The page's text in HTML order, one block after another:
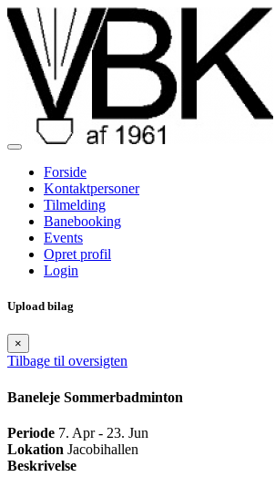
Forside
Kontaktpersoner
Tilmelding
Banebooking
Events
Opret profil
Login
Upload bilag
×
Tilbage til oversigten
Baneleje Sommerbadminton
Periode 7. Apr - 23. Jun
Lokation Jacobihallen
Beskrivelse